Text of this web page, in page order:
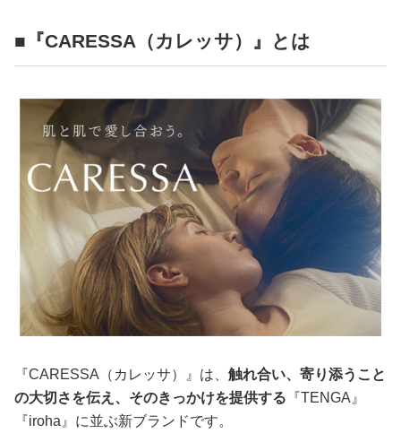
■『CARESSA（カレッサ）』とは
『CARESSA（カレッサ）』は、 触れ合い、寄り添うこと
の大切さを伝え、そのきっかけを提供する 『TENGA』
『iroha』に並ぶ新ブランドです。